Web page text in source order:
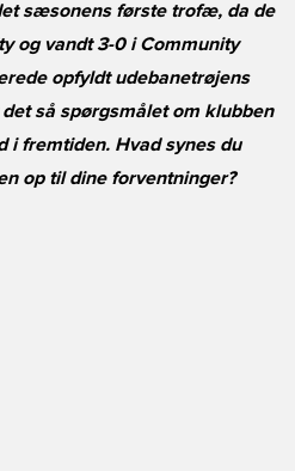
sæsonens første trofæ, da de
og vandt 3-0 i Community
opfyldt udebanetrøjens
så spørgsmålet om klubben
i fremtiden. Hvad synes du
op til dine forventninger?